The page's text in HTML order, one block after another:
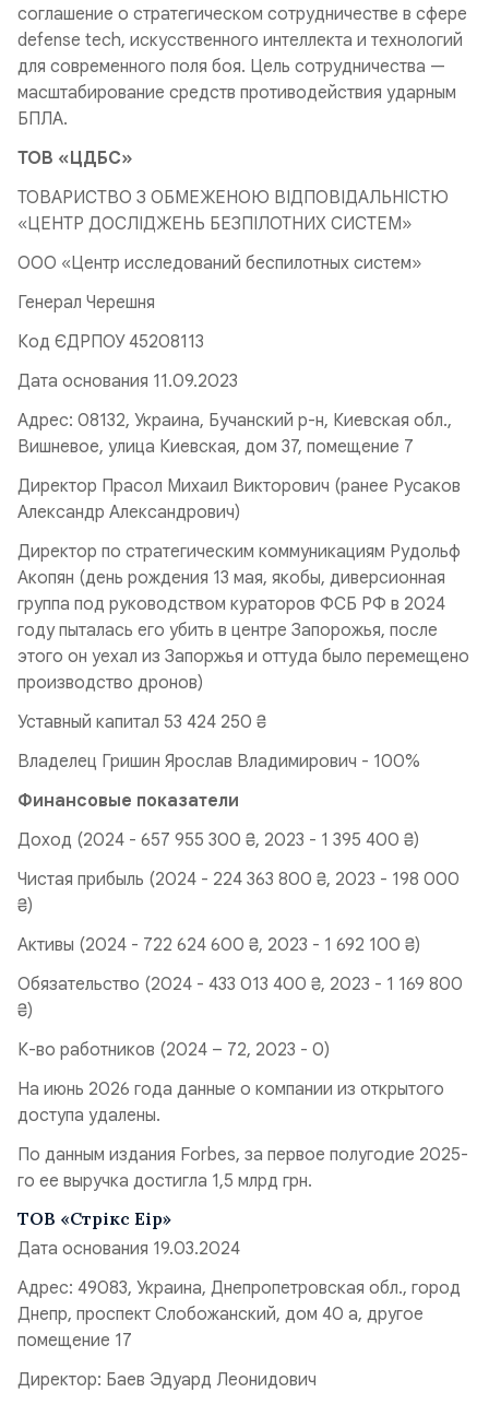
соглашение о стратегическом сотрудничестве в сфере
defense tech, искусственного интеллекта и технологий
для современного поля боя. Цель сотрудничества —
масштабирование средств противодействия ударным
БПЛА.
ТОВ «ЦДБС»
ТОВАРИСТВО З ОБМЕЖЕНОЮ ВІДПОВІДАЛЬНІСТЮ
«ЦЕНТР ДОСЛІДЖЕНЬ БЕЗПІЛОТНИХ СИСТЕМ»
ООО «Центр исследований беспилотных систем»
Генерал Черешня
Код ЄДРПОУ 45208113
Дата основания 11.09.2023
Адрес: 08132, Украина, Бучанский р-н, Киевская обл.,
Вишневое, улица Киевская, дом 37, помещение 7
Директор Прасол Михаил Викторович (ранее Русаков
Александр Александрович)
Директор по стратегическим коммуникациям Рудольф
Акопян (день рождения 13 мая, якобы, диверсионная
группа под руководством кураторов ФСБ РФ в 2024
году пыталась его убить в центре Запорожья, после
этого он уехал из Запоржья и оттуда было перемещено
производство дронов)
Уставный капитал 53 424 250 ₴
Владелец Гришин Ярослав Владимирович - 100%
Финансовые показатели
Доход (2024 - 657 955 300 ₴, 2023 - 1 395 400 ₴)
Чистая прибыль (2024 - 224 363 800 ₴, 2023 - 198 000
₴)
Активы (2024 - 722 624 600 ₴, 2023 - 1 692 100 ₴)
Обязательство (2024 - 433 013 400 ₴, 2023 - 1 169 800
₴)
К-во работников (2024 – 72, 2023 - 0)
На июнь 2026 года данные о компании из открытого
доступа удалены.
По данным издания Forbes, за первое полугодие 2025-
го ее выручка достигла 1,5 млрд грн.
ТОВ «Стрікс Еір»
Дата основания 19.03.2024
Адрес: 49083, Украина, Днепропетровская обл., город
Днепр, проспект Слобожанский, дом 40 а, другое
помещение 17
Директор: Баев Эдуард Леонидович